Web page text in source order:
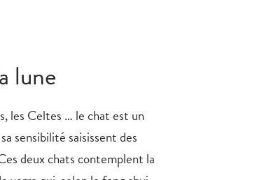
lune
les Celtes … le chat est un
sensibilité saisissent des
deux chats contemplent la